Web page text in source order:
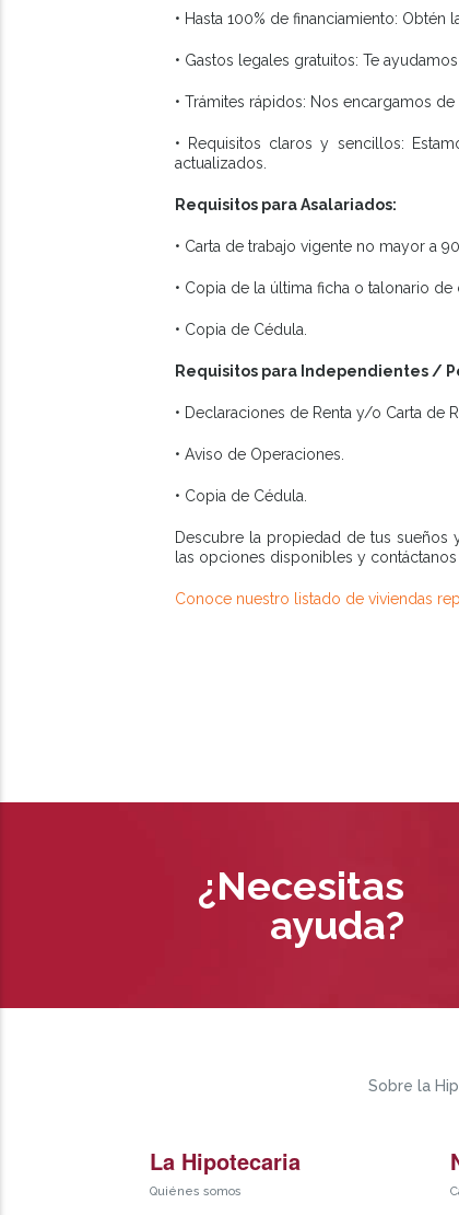
• Hasta 100% de financiamiento: Obtén
• Gastos legales gratuitos: Te
• Trámites rápidos: Nos encargamos
• Requisitos claros y sencillos:
actualizados.
Requisitos para Asalariados:
• Carta de trabajo vigente no mayor a
• Copia de la última ficha o talonario
• Copia de Cédula.
Requisitos para Independientes /
• Declaraciones de Renta y/o Carta de
• Aviso de Operaciones.
• Copia de Cédula.
Descubre la propiedad de tus
las opciones disponibles y contáctanos
Conoce nuestro listado de viviendas
¿Necesitas
ayuda?
Sobre la
La Hipotecaria
Quiénes somos